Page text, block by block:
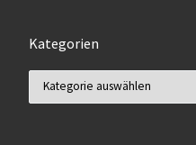
Kategorien